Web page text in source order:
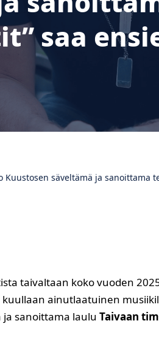
saa
säveltämä ja sanoittama
taivaltaan koko vuoden
ainutlaatuinen
ja sanoittama laulu Taivaan